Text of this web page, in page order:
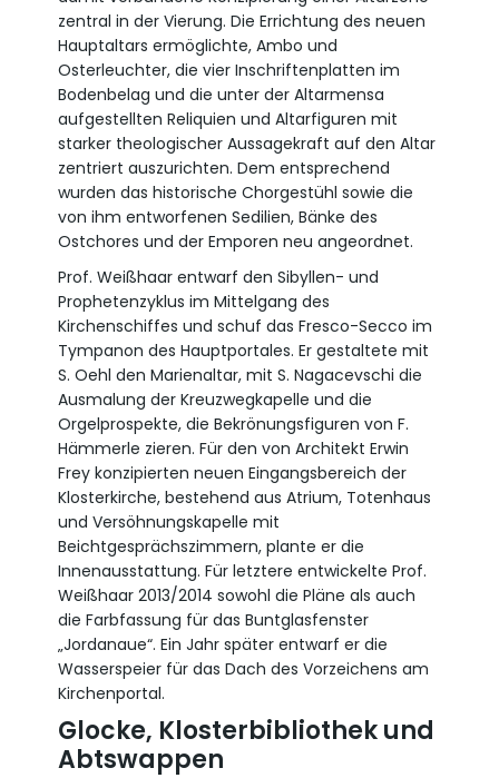
zentral in der Vierung. Die Errichtung des neuen
Hauptaltars ermöglichte, Ambo und
Osterleuchter, die vier Inschriftenplatten im
Bodenbelag und die unter der Altarmensa
aufgestellten Reliquien und Altarfiguren mit
starker theologischer Aussagekraft auf den Altar
zentriert auszurichten. Dem entsprechend
wurden das historische Chorgestühl sowie die
von ihm entworfenen Sedilien, Bänke des
Ostchores und der Emporen neu angeordnet.
Prof. Weißhaar entwarf den Sibyllen- und
Prophetenzyklus im Mittelgang des
Kirchenschiffes und schuf das Fresco-Secco im
Tympanon des Hauptportales. Er gestaltete mit
S. Oehl den Marienaltar, mit S. Nagacevschi die
Ausmalung der Kreuzwegkapelle und die
Orgelprospekte, die Bekrönungsfiguren von F.
Hämmerle zieren. Für den von Architekt Erwin
Frey konzipierten neuen Eingangsbereich der
Klosterkirche, bestehend aus Atrium, Totenhaus
und Versöhnungskapelle mit
Beichtgesprächszimmern, plante er die
Innenausstattung. Für letztere entwickelte Prof.
Weißhaar 2013/2014 sowohl die Pläne als auch
die Farbfassung für das Buntglasfenster
„Jordanaue“. Ein Jahr später entwarf er die
Wasserspeier für das Dach des Vorzeichens am
Kirchenportal.
Glocke, Klosterbibliothek und
Abtswappen